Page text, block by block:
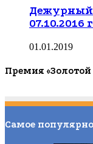
Дежурный
07.10.2016
01.01.2019
Премия «Золотой
Самое